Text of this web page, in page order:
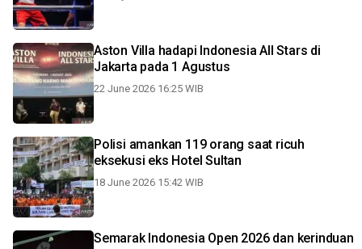
Aston Villa hadapi Indonesia All Stars di
Jakarta pada 1 Agustus
22 June 2026 16:25 WIB
Polisi amankan 119 orang saat ricuh
eksekusi eks Hotel Sultan
18 June 2026 15:42 WIB
Semarak Indonesia Open 2026 dan kerinduan